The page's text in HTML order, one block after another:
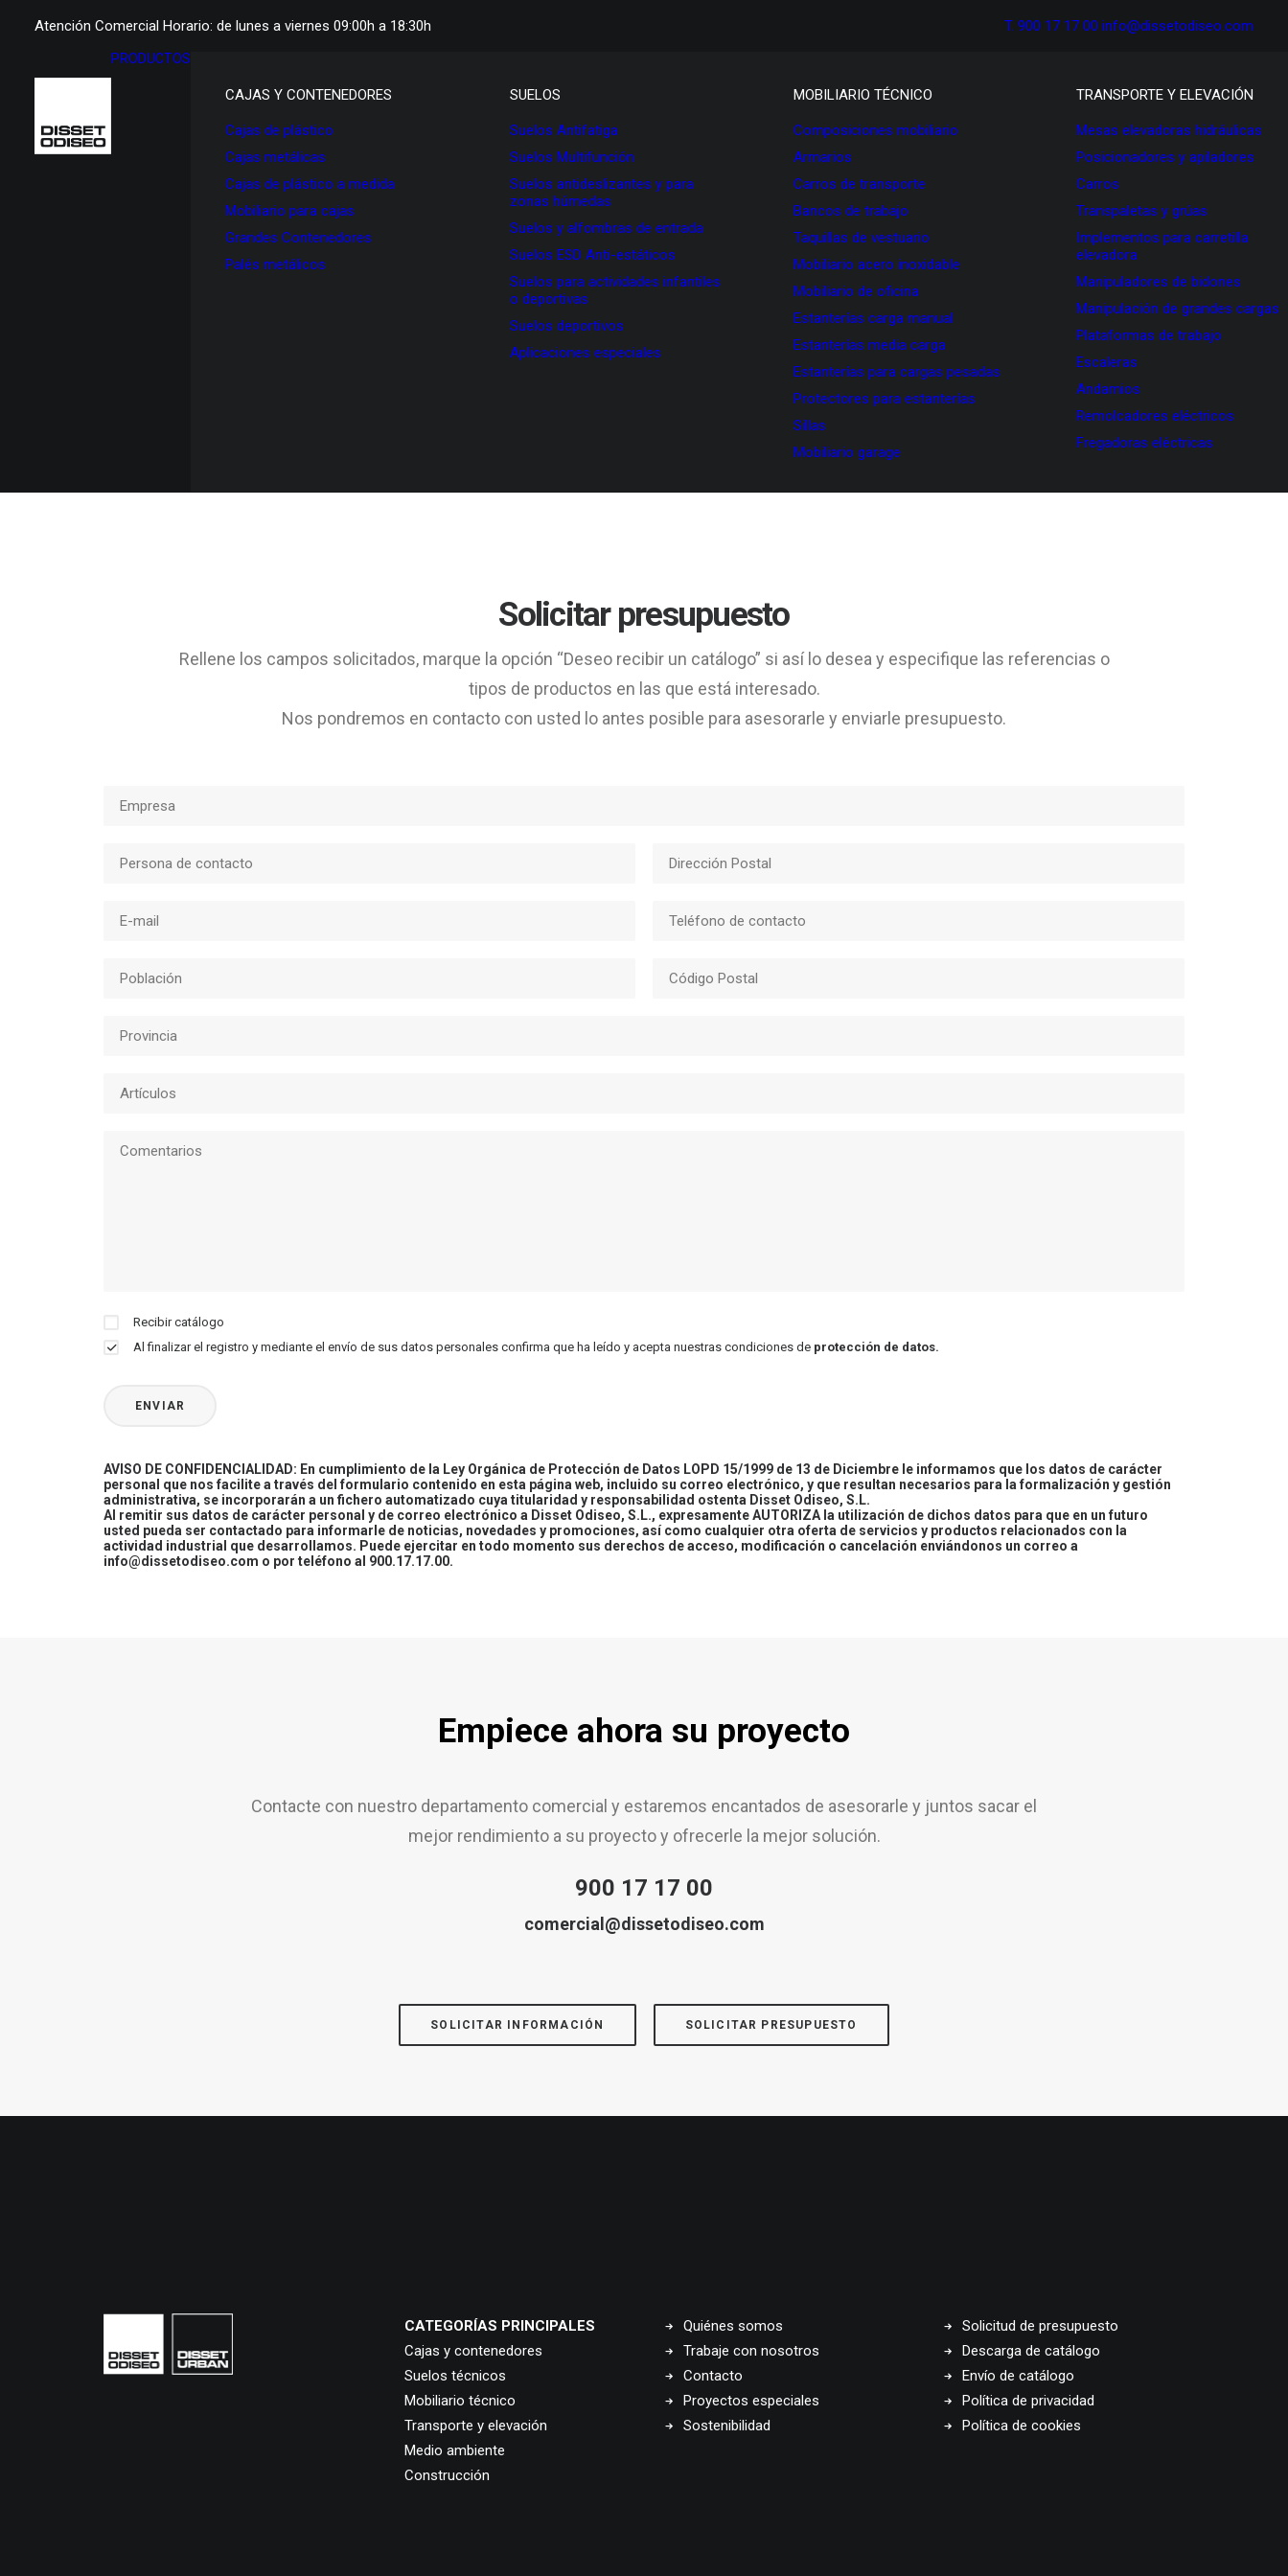
Atención Comercial Horario: de lunes a viernes 09:00h a 18:30h T. 900 17 17 00 info@dissetodiseo.com
PRODUCTOS
CAJAS Y CONTENEDORES
Cajas de plástico
Cajas metálicas
Cajas de plástico a medida
Mobiliario para cajas
Grandes Contenedores
Palés metálicos
SUELOS
Suelos Antifatiga
Suelos Multifunción
Suelos antideslizantes y para
zonas húmedas
Suelos y alfombras de entrada
Suelos ESD Anti-estáticos
Suelos para actividades infantiles
o deportivas
Suelos deportivos
Aplicaciones especiales
MOBILIARIO TÉCNICO
Composiciones mobiliario
Armarios
Carros de transporte
Bancos de trabajo
Taquillas de vestuario
Mobiliario acero inoxidable
Mobiliario de oficina
Estanterías carga manual
Estanterías media carga
Estanterías para cargas pesadas
Protectores para estanterías
Sillas
Mobiliario garage
TRANSPORTE Y ELEVACIÓN
Mesas elevadoras hidráulicas
Posicionadores y apiladores
Carros
Transpaletas y grúas
Implementos para carretilla
elevadora
Manipuladores de bidones
Manipulación de grandes cargas
Plataformas de trabajo
Escaleras
Andamios
Remolcadores eléctricos
Fregadoras eléctricas
Solicitar presupuesto
Rellene los campos solicitados, marque la opción “Deseo recibir un catálogo” si así lo desea y especifique las referencias o
tipos de productos en las que está interesado.
Nos pondremos en contacto con usted lo antes posible para asesorarle y enviarle presupuesto.
Recibir catálogo
Al finalizar el registro y mediante el envío de sus datos personales confirma que ha leído y acepta nuestras condiciones de protección de datos.
AVISO DE CONFIDENCIALIDAD: En cumplimiento de la Ley Orgánica de Protección de Datos LOPD 15/1999 de 13 de Diciembre le informamos que los datos de carácter
personal que nos facilite a través del formulario contenido en esta página web, incluido su correo electrónico, y que resultan necesarios para la formalización y gestión
administrativa, se incorporarán a un fichero automatizado cuya titularidad y responsabilidad ostenta Disset Odiseo, S.L.
Al remitir sus datos de carácter personal y de correo electrónico a Disset Odiseo, S.L., expresamente AUTORIZA la utilización de dichos datos para que en un futuro
usted pueda ser contactado para informarle de noticias, novedades y promociones, así como cualquier otra oferta de servicios y productos relacionados con la
actividad industrial que desarrollamos. Puede ejercitar en todo momento sus derechos de acceso, modificación o cancelación enviándonos un correo a
info@dissetodiseo.com o por teléfono al 900.17.17.00.
Empiece ahora su proyecto
Contacte con nuestro departamento comercial y estaremos encantados de asesorarle y juntos sacar el
mejor rendimiento a su proyecto y ofrecerle la mejor solución.
900 17 17 00
comercial@dissetodiseo.com
SOLICITAR INFORMACIÓN SOLICITAR PRESUPUESTO
CATEGORÍAS PRINCIPALES
Cajas y contenedores
Suelos técnicos
Mobiliario técnico
Transporte y elevación
Medio ambiente
Construcción
Quiénes somos
Trabaje con nosotros
Contacto
Proyectos especiales
Sostenibilidad
Solicitud de presupuesto
Descarga de catálogo
Envío de catálogo
Política de privacidad
Política de cookies